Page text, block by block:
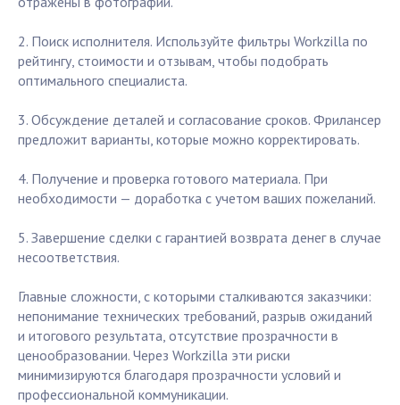
2. Поиск исполнителя. Используйте фильтры Workzilla по
рейтингу, стоимости и отзывам, чтобы подобрать
оптимального специалиста.
3. Обсуждение деталей и согласование сроков. Фрилансер
предложит варианты, которые можно корректировать.
4. Получение и проверка готового материала. При
необходимости — доработка с учетом ваших пожеланий.
5. Завершение сделки с гарантией возврата денег в случае
несоответствия.
Главные сложности, с которыми сталкиваются заказчики:
непонимание технических требований, разрыв ожиданий
и итогового результата, отсутствие прозрачности в
ценообразовании. Через Workzilla эти риски
минимизируются благодаря прозрачности условий и
профессиональной коммуникации.